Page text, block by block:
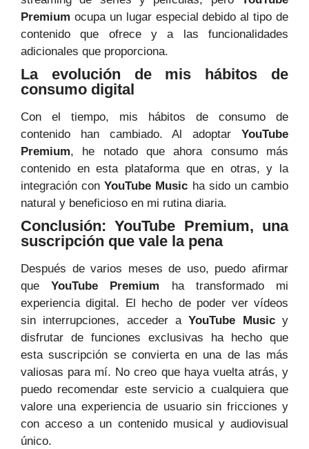
Premium ocupa un lugar especial debido al tipo de
contenido que ofrece y a las funcionalidades
adicionales que proporciona.
La evolución de mis hábitos de
consumo digital
Con el tiempo, mis hábitos de consumo de
contenido han cambiado. Al adoptar YouTube
Premium, he notado que ahora consumo más
contenido en esta plataforma que en otras, y la
integración conYouTube Music ha sido un cambio
natural y beneficioso en mi rutina diaria.
Conclusión: YouTube Premium, una
suscripción que vale la pena
Después de varios meses de uso, puedo afirmar
queYouTube Premium ha transformado mi
experiencia digital. El hecho de poder ver vídeos
sin interrupciones, acceder aYouTube Musicy
disfrutar de funciones exclusivas ha hecho que
esta suscripción se convierta en una de las más
valiosas para mí. No creo que haya vuelta atrás, y
puedo recomendar este servicio a cualquiera que
valore una experiencia de usuario sin fricciones y
con acceso a un contenido musical y audiovisual
único.